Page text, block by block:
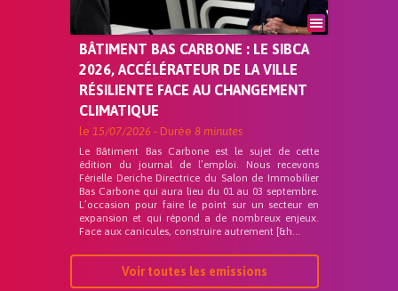
BÂTIMENT BAS CARBONE : LE SIBCA
2026, ACCÉLÉRATEUR DE LA VILLE
RÉSILIENTE FACE AU CHANGEMENT
CLIMATIQUE
le 15/07/2026 - Durée 8 minutes
Le Bâtiment Bas Carbone est le sujet de cette
édition du journal de l’emploi. Nous recevons
Férielle Deriche Directrice du Salon de Immobilier
Bas Carbone qui aura lieu du 01 au 03 septembre.
L’occasion pour faire le point sur un secteur en
expansion et qui répond a de nombreux enjeux.
Face aux canicules, construire autrement [&h...
Voir toutes les emissions